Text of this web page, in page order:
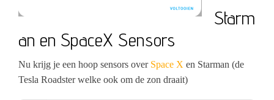
Starm
an en SpaceX Sensors
Nu krijg je een hoop sensors over Space X en Starman (de
Tesla Roadster welke ook om de zon draait)